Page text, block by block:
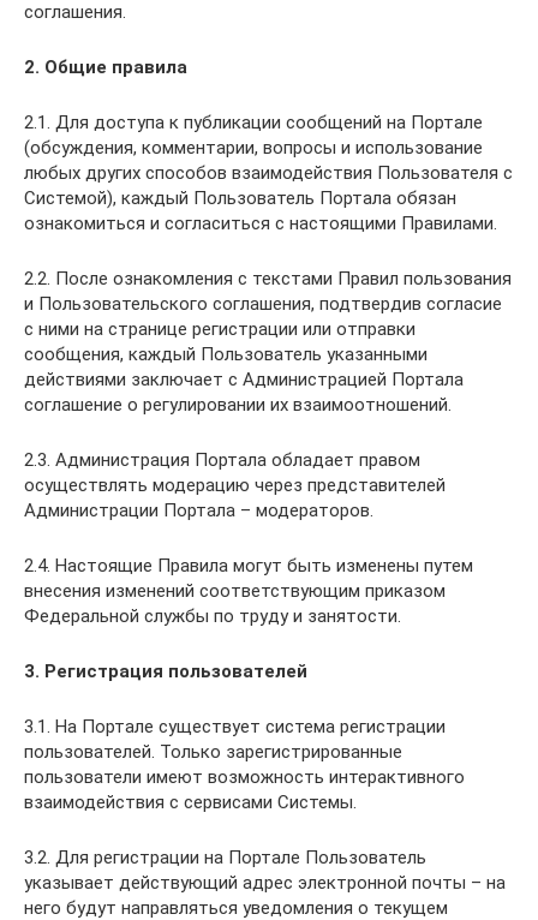
соглашения.
2. Общие правила
2.1. Для доступа к публикации сообщений на Портале
(обсуждения, комментарии, вопросы и использование
любых других способов взаимодействия Пользователя с
Системой), каждый Пользователь Портала обязан
ознакомиться и согласиться с настоящими Правилами.
2.2. После ознакомления с текстами Правил пользования
и Пользовательского соглашения, подтвердив согласие
с ними на странице регистрации или отправки
сообщения, каждый Пользователь указанными
действиями заключает с Администрацией Портала
соглашение о регулировании их взаимоотношений.
2.3. Администрация Портала обладает правом
осуществлять модерацию через представителей
Администрации Портала – модераторов.
2.4. Настоящие Правила могут быть изменены путем
внесения изменений соответствующим приказом
Федеральной службы по труду и занятости.
3. Регистрация пользователей
3.1. На Портале существует система регистрации
пользователей. Только зарегистрированные
пользователи имеют возможность интерактивного
взаимодействия с сервисами Системы.
3.2. Для регистрации на Портале Пользователь
указывает действующий адрес электронной почты – на
него будут направляться уведомления о текущем